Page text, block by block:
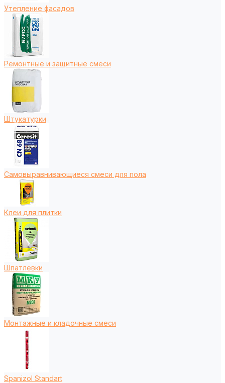
Утепление фасадов
Ремонтные и защитные смеси
Штукатурки
Самовыравнивающиеся смеси для пола
Клеи для плитки
Шпатлевки
Монтажные и кладочные смеси
Spanizol Standart